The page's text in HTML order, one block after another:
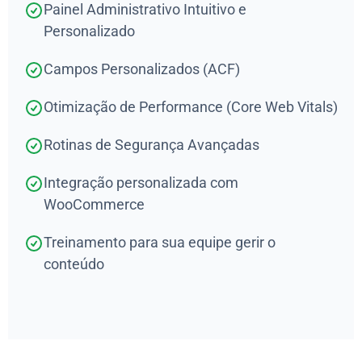
Painel Administrativo Intuitivo e
Personalizado
Campos Personalizados (ACF)
Otimização de Performance (Core Web Vitals)
Rotinas de Segurança Avançadas
Integração personalizada com
WooCommerce
Treinamento para sua equipe gerir o
conteúdo